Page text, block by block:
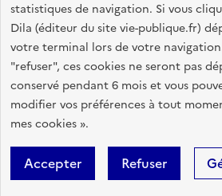
statistiques de navigation. Si vous
Dila (éditeur du site vie-publique.fr)
votre terminal lors de votre
"refuser", ces cookies ne seront pas
conservé pendant 6 mois et vous
modifier vos préférences à tout
mes cookies ».
Accepter Refuser
legifrance.gouv.fr info.gouv.fr
service-public.gouv.fr
Accessibilité : totalement conforme
Sauf mention contraire, tous les textes de ce